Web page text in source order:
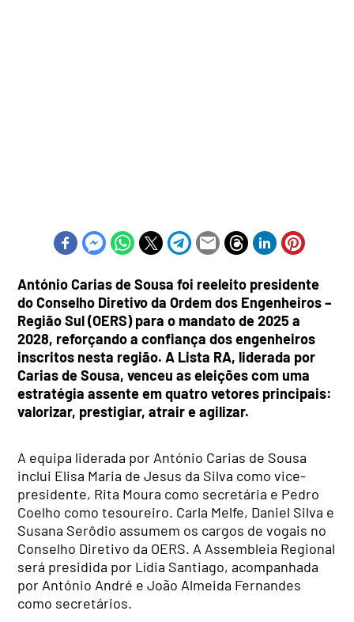
António Carias de Sousa foi reeleito presidente
do Conselho Diretivo da Ordem dos Engenheiros –
Região Sul (OERS) para o mandato de 2025 a
2028, reforçando a confiança dos engenheiros
inscritos nesta região. A Lista RA, liderada por
Carias de Sousa, venceu as eleições com uma
estratégia assente em quatro vetores principais:
valorizar, prestigiar, atrair e agilizar.
A equipa liderada por António Carias de Sousa
inclui Elisa Maria de Jesus da Silva como vice-
presidente, Rita Moura como secretária e Pedro
Coelho como tesoureiro. Carla Melfe, Daniel Silva e
Susana Serôdio assumem os cargos de vogais no
Conselho Diretivo da OERS. A Assembleia Regional
será presidida por Lídia Santiago, acompanhada
por António André e João Almeida Fernandes
como secretários.